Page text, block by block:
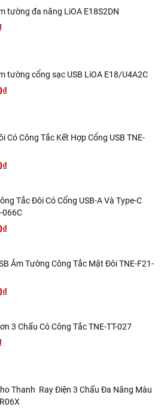
tường đa năng LiOA E18S2DN
tường cổng sạc USB LiOA E18/U4A2C
Có Công Tắc Kết Hợp Cổng USB TNE-
Tắc Đôi Có Cổng USB-A Và Type-C
066C
Âm Tường Công Tắc Mặt Đôi TNE-F21-
3 Chấu Có Công Tắc TNE-TT-027
Thanh Ray Điện 3 Chấu Đa Năng Màu